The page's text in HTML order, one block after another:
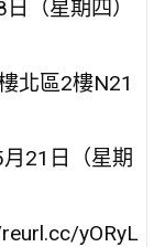
（星期四）
北區2樓N21
21日（星期
yORyL